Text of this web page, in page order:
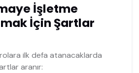
İşletme
İçin Şartlar
ilk defa atanacaklarda
aranır: